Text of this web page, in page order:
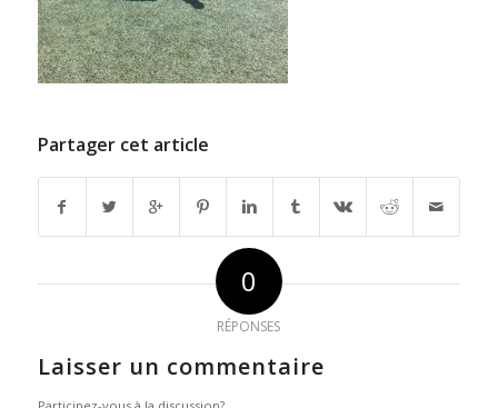
Partager cet article
0
RÉPONSES
Laisser un commentaire